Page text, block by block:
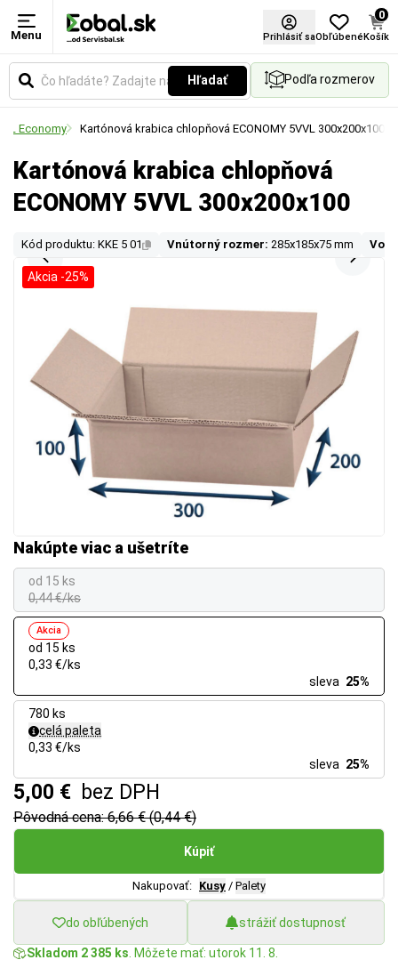
Menu Prihlásiť saObľúbené
0
Košík
Hľadať Podľa rozmerov
Economy Kartónová krabica chlopňová ECONOMY 5VVL 300x200x100
Kartónová krabica chlopňová
ECONOMY 5VVL 300x200x100
Kód produktu: KKE 5 01 Vnútorný rozmer: 285x185x75 mm
Nakúpte viac a ušetríte
od 15 ks
0,44 €/ks
od 15 ks
Akcia
0,33 €/ks
sleva 25%
780 ks
celá paleta
0,33 €/ks
sleva 25%
5,00 € bez DPH
Pôvodná cena: 6,66 € (0,44 €)
Kúpiť
Nakupovať: Kusy / Palety
do obľúbených strážiť dostupnosť
Skladom 2 385 ks . Môžete mať: utorok 11. 8.
Akcia -25%